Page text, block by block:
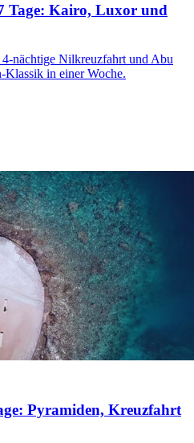
Tage: Kairo, Luxor und
nächtige Nilkreuzfahrt und Abu
in einer Woche.
Pyramiden, Kreuzfahrt